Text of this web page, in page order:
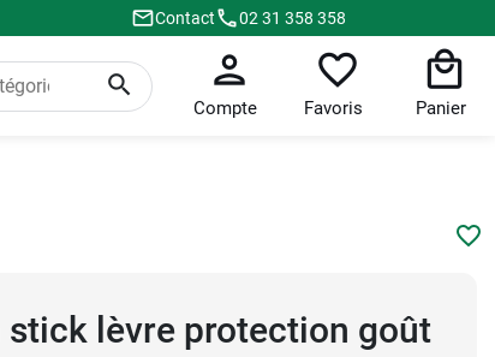
Contact 02 31 358 358
Compte Favoris Panier
stick lèvre protection goût